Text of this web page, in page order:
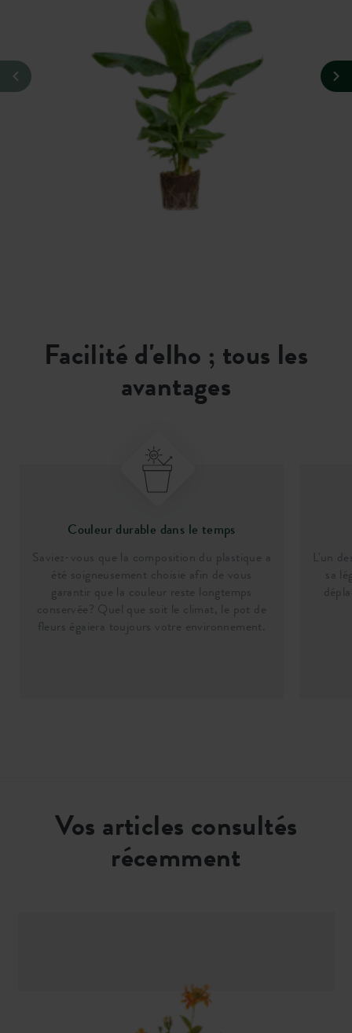
Facilité d'elho ; tous les
avantages
Couleur durable dans le temps
Saviez-vous que la composition du plastique a
été soigneusement choisie afin de vous
garantir que la couleur reste longtemps
conservée? Quel que soit le climat, le pot de
fleurs égaiera toujours votre environnement.
L'un
sa
Vos articles consultés
récemment